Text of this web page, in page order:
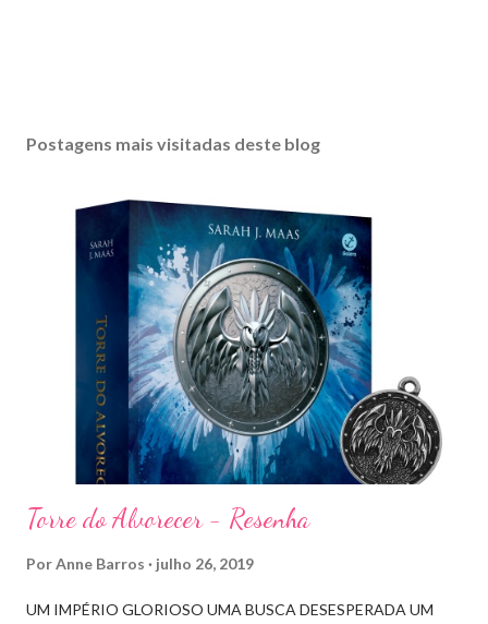
Postagens mais visitadas deste blog
Torre do Alvorecer - Resenha
PorAnne Barros julho 26, 2019
UM IMPÉRIO GLORIOSO UMA BUSCA DESESPERADA UM